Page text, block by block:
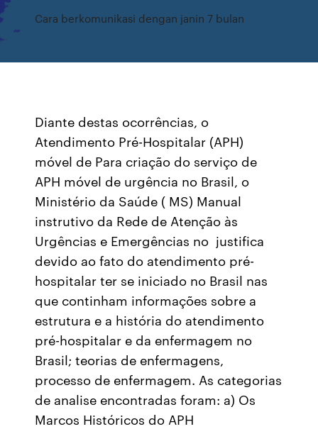
Cara berkomunikasi dengan janin 7 bulan
Diante destas ocorrências, o
Atendimento Pré-Hospitalar (APH)
móvel de Para criação do serviço de
APH móvel de urgência no Brasil, o
Ministério da Saúde ( MS) Manual
instrutivo da Rede de Atenção às
Urgências e Emergências no justifica
devido ao fato do atendimento pré-
hospitalar ter se iniciado no Brasil nas
que continham informações sobre a
estrutura e a história do atendimento
pré-hospitalar e da enfermagem no
Brasil; teorias de enfermagens,
processo de enfermagem. As categorias
de analise encontradas foram: a) Os
Marcos Históricos do APH